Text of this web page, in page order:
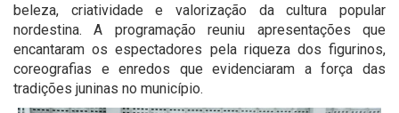
beleza, criatividade e valorização da cultura popular
nordestina. A programação reuniu apresentações que
encantaram os espectadores pela riqueza dos figurinos,
coreografias e enredos que evidenciaram a força das
tradições juninas no município.